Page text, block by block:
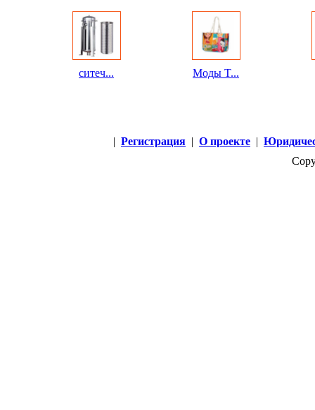
ситеч... Моды T...
| Регистрация | О проекте |